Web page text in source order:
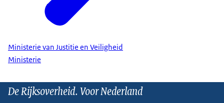
Ministerie van Justitie en Veiligheid
Ministerie
De Rijksoverheid. Voor Nederland